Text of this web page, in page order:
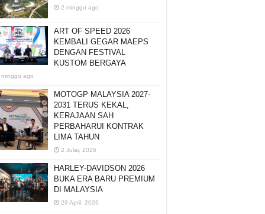
2 minggu ago
ART OF SPEED 2026
KEMBALI GEGAR MAEPS
DENGAN FESTIVAL
KUSTOM BERGAYA
minggu ago
MOTOGP MALAYSIA 2027-
2031 TERUS KEKAL,
KERAJAAN SAH
PERBAHARUI KONTRAK
LIMA TAHUN
2 Julai, 2026
HARLEY-DAVIDSON 2026
BUKA ERA BARU PREMIUM
DI MALAYSIA
29 April, 2026